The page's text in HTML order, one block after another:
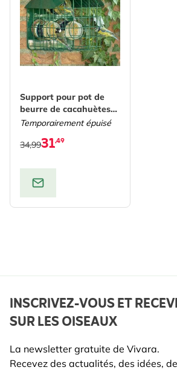
Support pour pot de
beurre de cacahuètes
avec protection
Temporairement épuisé
31,49
34,99
INSCRIVEZ-VOUS ET
SUR LES OISEAUX
La newsletter gratuite de Vivara.
Recevez des actualités, des idées,